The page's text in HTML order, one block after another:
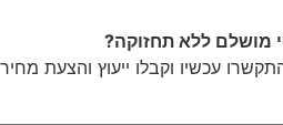
מושלם ללא תחזוקה?
עכשיו וקבלו ייעוץ והצעת מחיר